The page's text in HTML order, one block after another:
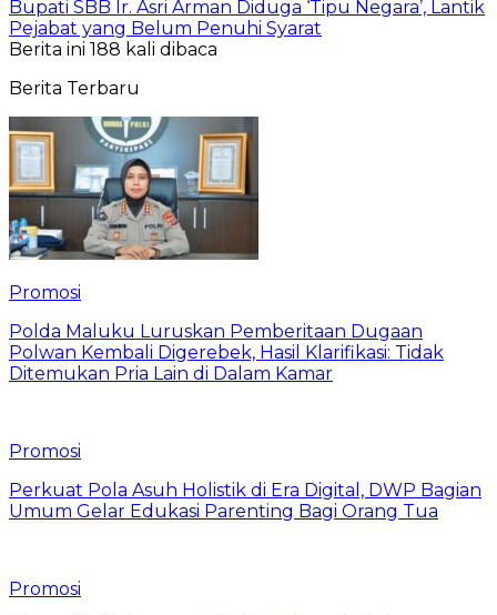
Bupati SBB Ir. Asri Arman Diduga ‘Tipu Negara’, Lantik
Pejabat yang Belum Penuhi Syarat
Berita ini 188 kali dibaca
Berita Terbaru
Promosi
Polda Maluku Luruskan Pemberitaan Dugaan
Polwan Kembali Digerebek, Hasil Klarifikasi: Tidak
Ditemukan Pria Lain di Dalam Kamar
Promosi
Perkuat Pola Asuh Holistik di Era Digital, DWP Bagian
Umum Gelar Edukasi Parenting Bagi Orang Tua
Promosi